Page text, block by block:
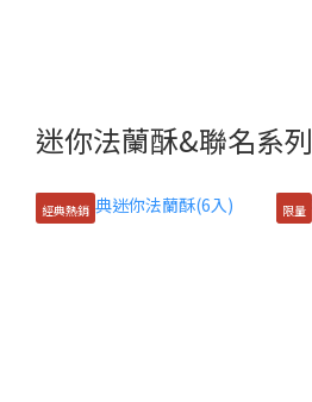
迷你法蘭酥&聯名系列
經典熱銷 限量